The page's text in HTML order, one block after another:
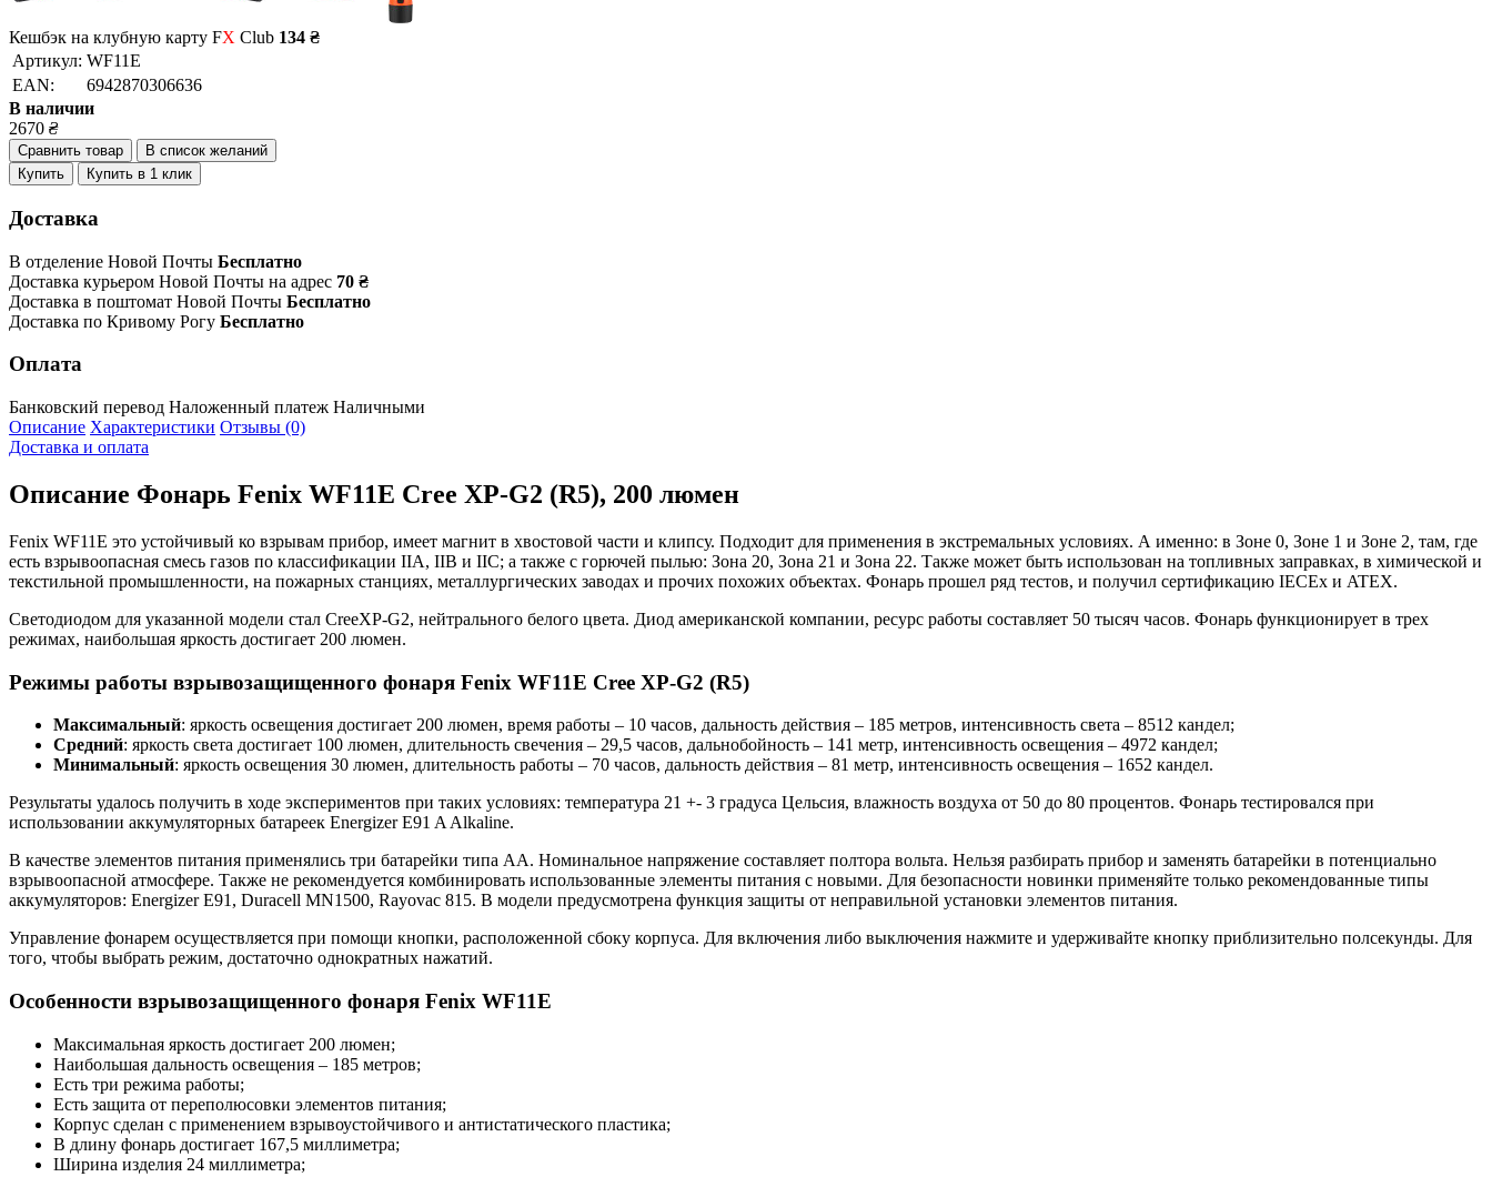
Кешбэк на клубную карту FX Club 134 ₴
Артикул: WF11E
EAN:
6942870306636
В наличии
2670 ₴
Сравнить товар
В список желаний
Купить
Купить в 1 клик
Доставка
В отделение Новой Почты Бесплатно
Доставка курьером Новой Почты на адрес 70 ₴
Доставка в поштомат Новой Почты Бесплатно
Доставка по Кривому Рогу Бесплатно
Оплата
Банковский перевод Наложенный платеж Наличными
Описание Характеристики Отзывы (0)
Доставка и оплата
Описание Фонарь Fenix WF11E Cree XP-G2 (R5), 200 люмен
Fenix WF11E это устойчивый ко взрывам прибор, имеет магнит в хвостовой части и клипсу. Подходит для применения в экстремальных условиях. А именно: в Зоне 0, Зоне 1 и Зоне 2, там, где
есть взрывоопасная смесь газов по классификации IIA, IIB и IIC; а также с горючей пылью: Зона 20, Зона 21 и Зона 22. Также может быть использован на топливных заправках, в химической и
текстильной промышленности, на пожарных станциях, металлургических заводах и прочих похожих объектах. Фонарь прошел ряд тестов, и получил сертификацию IECEx и ATEX.
Светодиодом для указанной модели стал CreeXP-G2, нейтрального белого цвета. Диод американской компании, ресурс работы составляет 50 тысяч часов. Фонарь функционирует в трех
режимах, наибольшая яркость достигает 200 люмен.
Режимы работы взрывозащищенного фонаря Fenix WF11E Cree XP-G2 (R5)
Максимальный: яркость освещения достигает 200 люмен, время работы – 10 часов, дальность действия – 185 метров, интенсивность света – 8512 кандел;
Средний: яркость света достигает 100 люмен, длительность свечения – 29,5 часов, дальнобойность – 141 метр, интенсивность освещения – 4972 кандел;
Минимальный: яркость освещения 30 люмен, длительность работы – 70 часов, дальность действия – 81 метр, интенсивность освещения – 1652 кандел.
Результаты удалось получить в ходе экспериментов при таких условиях: температура 21 +- 3 градуса Цельсия, влажность воздуха от 50 до 80 процентов. Фонарь тестировался при
использовании аккумуляторных батареек Energizer E91 A Alkaline.
В качестве элементов питания применялись три батарейки типа АА. Номинальное напряжение составляет полтора вольта. Нельзя разбирать прибор и заменять батарейки в потенциально
взрывоопасной атмосфере. Также не рекомендуется комбинировать использованные элементы питания с новыми. Для безопасности новинки применяйте только рекомендованные типы
аккумуляторов: Energizer E91, Duracell MN1500, Rayovac 815. В модели предусмотрена функция защиты от неправильной установки элементов питания.
Управление фонарем осуществляется при помощи кнопки, расположенной сбоку корпуса. Для включения либо выключения нажмите и удерживайте кнопку приблизительно полсекунды. Для
того, чтобы выбрать режим, достаточно однократных нажатий.
Особенности взрывозащищенного фонаря Fenix WF11E
Максимальная яркость достигает 200 люмен;
Наибольшая дальность освещения – 185 метров;
Есть три режима работы;
Есть защита от переполюсовки элементов питания;
Корпус сделан с применением взрывоустойчивого и антистатического пластика;
В длину фонарь достигает 167,5 миллиметра;
Ширина изделия 24 миллиметра;